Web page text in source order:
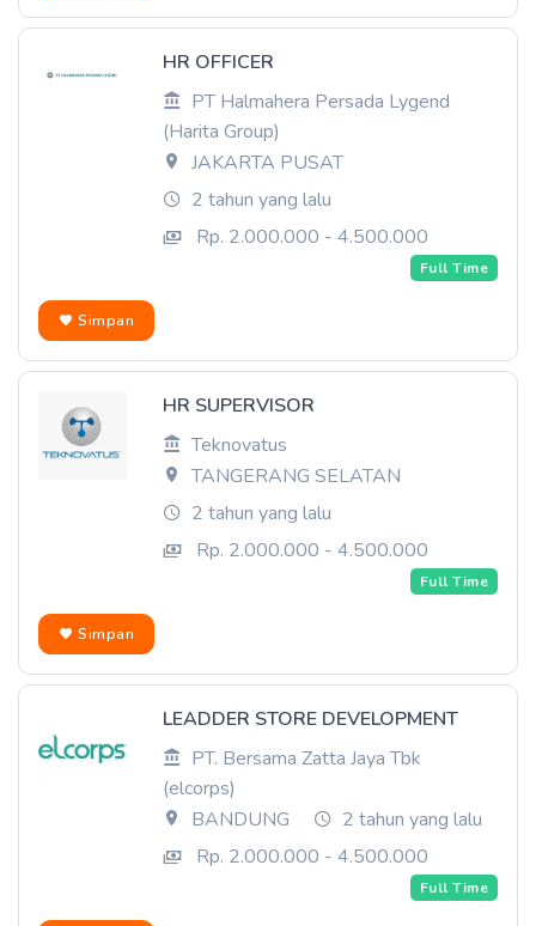
HR OFFICER
PT Halmahera Persada Lygend
(Harita Group)
JAKARTA PUSAT
2 tahun yang lalu
Rp. 2.000.000 - 4.500.000
Full Time
Simpan
HR SUPERVISOR
Teknovatus
TANGERANG SELATAN
2 tahun yang lalu
Rp. 2.000.000 - 4.500.000
Full Time
Simpan
LEADDER STORE DEVELOPMENT
PT. Bersama Zatta Jaya Tbk
(elcorps)
BANDUNG
2 tahun yang lalu
Rp. 2.000.000 - 4.500.000
Full Time